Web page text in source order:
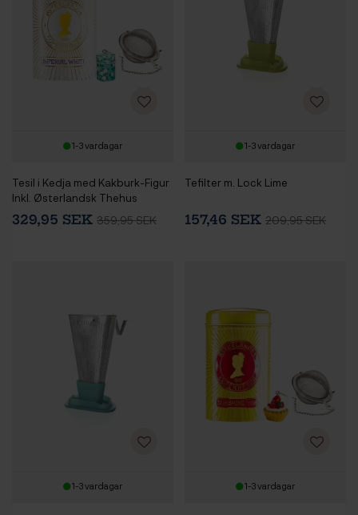
1-3 vardagar
Tesil i Kedja med Kakburk-Figur
Inkl. Østerlandsk Thehus
Imperial White 125g
329,95 SEK 359,95 SEK
1-3 vardagar
Tefilter m. Lock Lime
157,46 SEK 209,95 SEK
1-3 vardagar 1-3 vardagar